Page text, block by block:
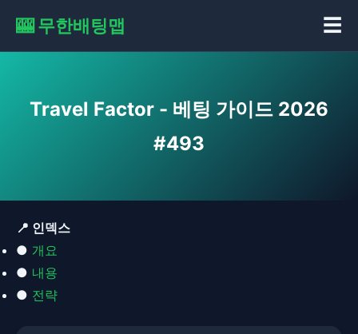
🎰 무한배팅맵 ☰
Travel Factor - 베팅 가이드 2026
#493
📍 인덱스
● 개요
● 내용
● 전략